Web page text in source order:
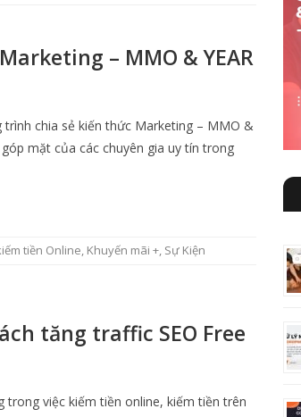
– MMO & YEAR
chia sẻ kiến thức Marketing – MMO &
mặt của các chuyên gia uy tín trong
tiền Online, Khuyến mãi +, Sự Kiện
tăng traffic SEO Free
việc kiếm tiền online, kiếm tiền trên